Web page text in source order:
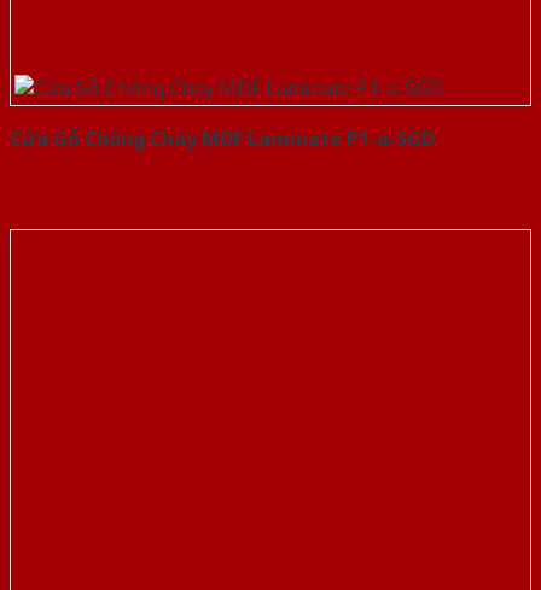
Cửa Gỗ Chống Cháy MDF Laminate P1-a-SGD